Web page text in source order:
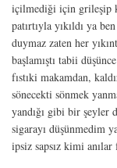
içilmediği için grileşip
patırtıyla yıkıldı ya
duymaz zaten her
başlamıştı tabii
fıstıki makamdan,
sönecekti sönmek
yandığı gibi bir şeyler
sigarayı düşünmedim
ipsiz sapsız kimi